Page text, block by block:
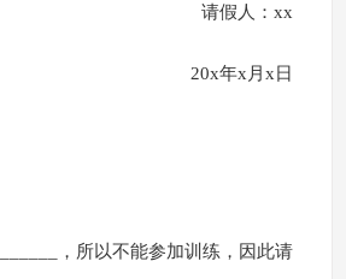
请假人：xx
20x年x月x日
，所以不能参加训练，因此请